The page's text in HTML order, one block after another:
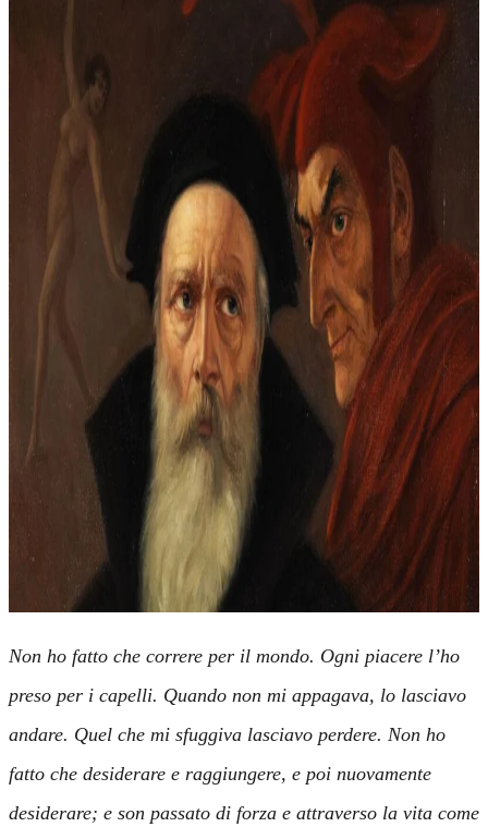
Non ho fatto che correre per il mondo. Ogni piacere l’ho
preso per i capelli. Quando non mi appagava, lo lasciavo
andare. Quel che mi sfuggiva lasciavo perdere. Non ho
fatto che desiderare e raggiungere, e poi nuovamente
desiderare; e son passato di forza e attraverso la vita come